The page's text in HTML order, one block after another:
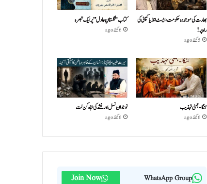
بھارت کی موجودہ حکومت،ایسٹ انڈیا کمپنی کی
راہ پر!
5 گھنٹے ago
کتاب "گلستانِ عادل” پر ایک تبصرہ
6 گھنٹے ago
گنگا-جمنی تہذیب
6 گھنٹے ago
نوجوان نسل اور نشے کی تباہ کن لت
6 گھنٹے ago
WhatsApp Group
Join Now